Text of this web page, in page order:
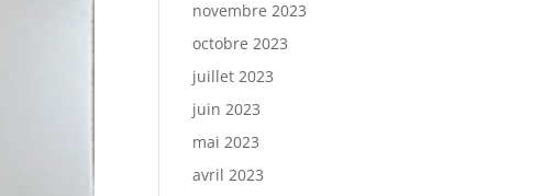
novembre 2023
octobre 2023
juillet 2023
juin 2023
mai 2023
avril 2023